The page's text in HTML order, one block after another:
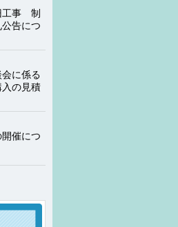
工事 制
告につ
に係る
の見積
催につ